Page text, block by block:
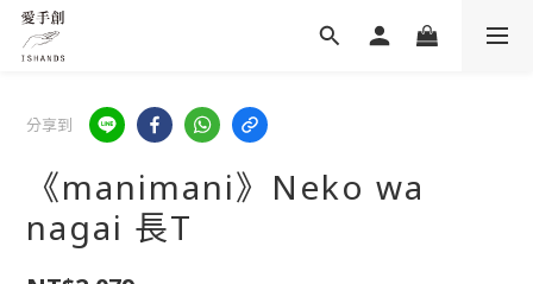
分享到
《manimani》Neko wa
nagai 長T